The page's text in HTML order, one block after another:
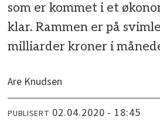
som er kommet i et
klar. Rammen er på
milliarder kroner i
Are Knudsen
PUBLISERT 02.04.2020 - 18:45